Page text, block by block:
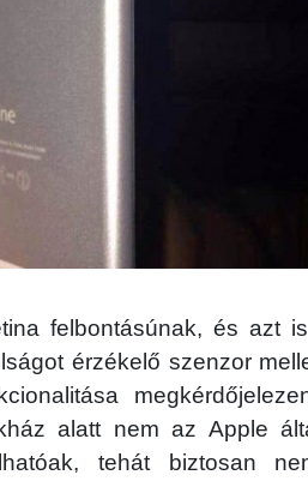
felbontásúnak, és azt
érzékelő szenzor
alatt nem az Apple
tehát biztosan